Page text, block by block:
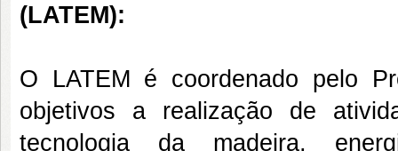
(LATEM):
O LATEM é coordenado pelo
objetivos a realização de
tecnologia da madeira,